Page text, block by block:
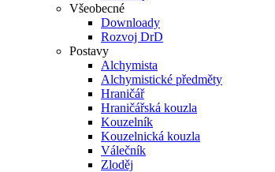
Všeobecné
Downloady
Rozvoj DrD
Postavy
Alchymista
Alchymistické předměty
Hraničář
Hraničářská kouzla
Kouzelník
Kouzelnická kouzla
Válečník
Zloděj